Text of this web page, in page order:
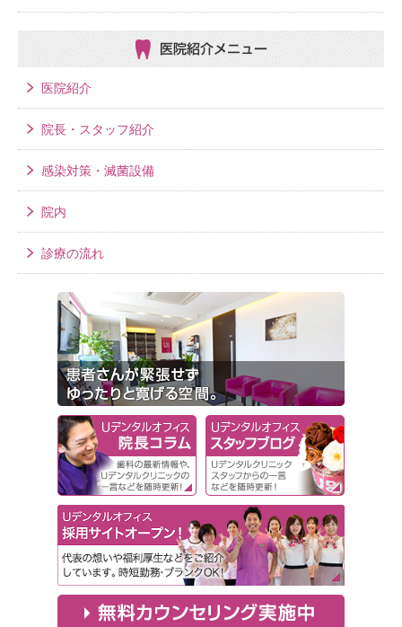
医院紹介メニュー
医院紹介
院長・スタッフ紹介
感染対策・滅菌設備
院内
診療の流れ